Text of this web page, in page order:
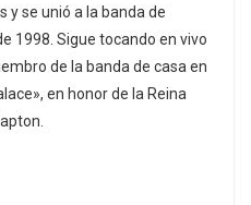
y se unió a la banda de
1998. Sigue tocando en vivo
de la banda de casa en
en honor de la Reina